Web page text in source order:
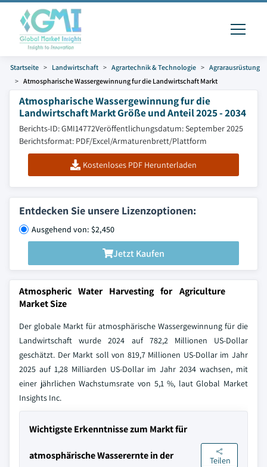
Startseite Landwirtschaft Agrartechnik & Technologie
Agrarausrüstung
Atmospharische Wassergewinnung fur die Landwirtschaft Markt
Atmospharische Wassergewinnung fur die
Landwirtschaft Markt Größe und Anteil 2025 - 2034
Berichts-ID: GMI14772Veröffentlichungsdatum: September 2025
Berichtsformat: PDF/Excel/Armaturenbrett/Plattform
Kostenloses PDF Herunterladen
Entdecken Sie unsere Lizenzoptionen:
Ausgehend von: $2,450
Jetzt Kaufen
Atmospheric Water Harvesting for Agriculture
Market Size
Der globale Markt für atmosphärische Wassergewinnung für die
Landwirtschaft wurde 2024 auf 782,2 Millionen US-Dollar
geschätzt. Der Markt soll von 819,7 Millionen US-Dollar im Jahr
2025 auf 1,28 Milliarden US-Dollar im Jahr 2034 wachsen, mit
einer jährlichen Wachstumsrate von 5,1 %, laut Global Market
Insights Inc.
Wichtigste Erkenntnisse zum Markt für
atmosphärische Wasserernte in der Teilen